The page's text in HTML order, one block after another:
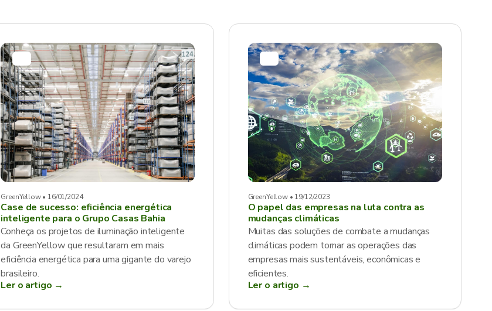
GreenYellow • 16/01/2024
Case de sucesso: eficiência energética
inteligente para o Grupo Casas Bahia
Conheça os projetos de iluminação inteligente
da GreenYellow que resultaram em mais
eficiência energética para uma gigante do varejo
brasileiro.
Ler o artigo →
GreenYellow • 19/12/2023
O papel das empresas na luta contra as
mudanças climáticas
Muitas das soluções de combate a mudanças
climáticas podem tornar as operações das
empresas mais sustentáveis, econômicas e
eficientes.
Ler o artigo →